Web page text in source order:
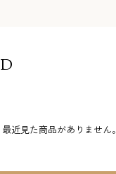
最近見た商品がありません。